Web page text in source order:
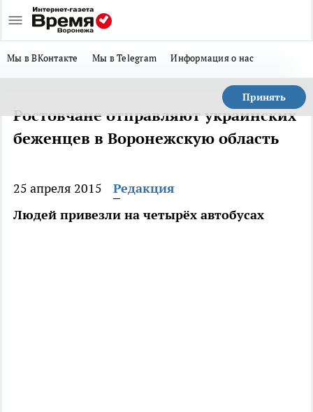
Мы в ВКонтакте Мы в Telegram Информация о нас
Принять
Ростовчане отправляют украинских
беженцев в Воронежскую область
25 апреля 2015
Редакция
Людей привезли на четырёх автобусах